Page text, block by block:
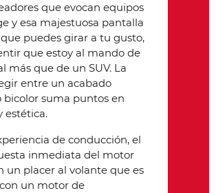
que evocan equipos
y esa majestuosa pantalla
que puedes girar a tu gusto,
que estoy al mando de
más que de un SUV. La
entre un acabado
bicolor suma puntos en
estética.
de conducción, el
inmediata del motor
un placer al volante que es
un motor de